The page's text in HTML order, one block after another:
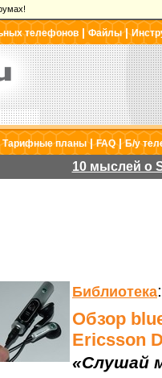
телефонов |Файлы|
Тарифные планы|FAQ|Б/у
10 мыслей о
Библиотека
Обзор
Ericsson
«Слушай